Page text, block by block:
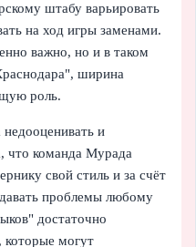
штабу варьировать
на ход игры заменами.
важно, но и в таком
ширина
роль.
и
что команда Мурада
свой стиль и за счёт
проблемы любому
достаточно
которые могут